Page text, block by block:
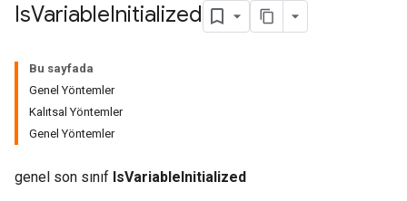
IsVariableInitialized
Bu sayfada
Genel Yöntemler
Kalıtsal Yöntemler
Genel Yöntemler
genel son sınıf IsVariableInitialized